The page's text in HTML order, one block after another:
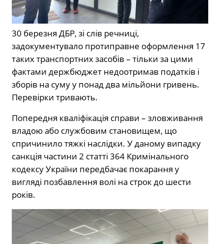
30 березня ДБР, зі слів речниці,
задокументувало протиправне оформлення 17
таких транспортних засобів – тільки за цими
фактами держбюджет недоотримав податків і
зборів на суму у понад два мільйони гривень.
Перевірки тривають.
Попередня кваліфікація справи – зловживання
владою або службовим становищем, що
спричинило тяжкі наслідки. У даному випадку
санкція частини 2 статті 364 Кримінального
кодексу України передбачає покарання у
вигляді позбавлення волі на строк до шести
років.